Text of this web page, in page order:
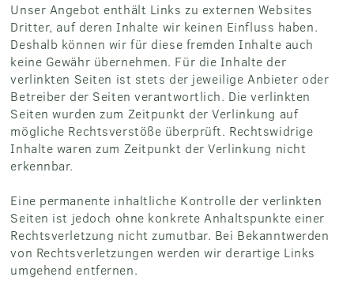
Unser Angebot enthält Links zu externen Websites
Dritter, auf deren Inhalte wir keinen Einfluss haben.
Deshalb können wir für diese fremden Inhalte auch
keine Gewähr übernehmen. Für die Inhalte der
verlinkten Seiten ist stets der jeweilige Anbieter oder
Betreiber der Seiten verantwortlich. Die verlinkten
Seiten wurden zum Zeitpunkt der Verlinkung auf
mögliche Rechtsverstöße überprüft. Rechtswidrige
Inhalte waren zum Zeitpunkt der Verlinkung nicht
erkennbar.
Eine permanente inhaltliche Kontrolle der verlinkten
Seiten ist jedoch ohne konkrete Anhaltspunkte einer
Rechtsverletzung nicht zumutbar. Bei Bekanntwerden
von Rechtsverletzungen werden wir derartige Links
umgehend entfernen.